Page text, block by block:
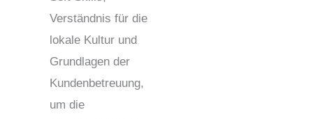
Verständnis für die
lokale Kultur und
Grundlagen der
Kundenbetreuung,
um die